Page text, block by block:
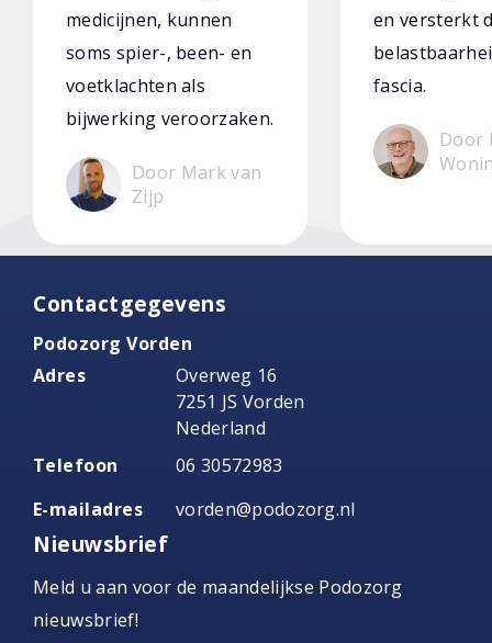
medicijnen, kunnen
soms spier-, been- en
voetklachten als
bijwerking veroorzaken.
Door Mark van
Zijp
en versterkt
fascia.
Door
Contactgegevens
Podozorg Vorden
Adres
Overweg 16
7251 JS Vorden
Nederland
Telefoon
06 30572983
E-mailadres
vorden@podozorg.nl
Nieuwsbrief
Meld u aan voor de maandelijkse Podozorg
nieuwsbrief!